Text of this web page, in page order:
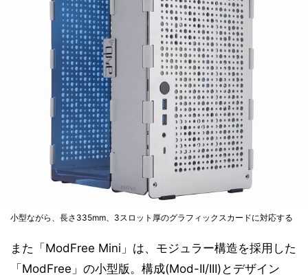
小型ながら、長さ335mm、3スロット厚のグラフィックスカードに対応する
また「ModFree Mini」は、モジュラー構造を採用した
「ModFree」の小型版。構成(Mod-II/III)とデザイン